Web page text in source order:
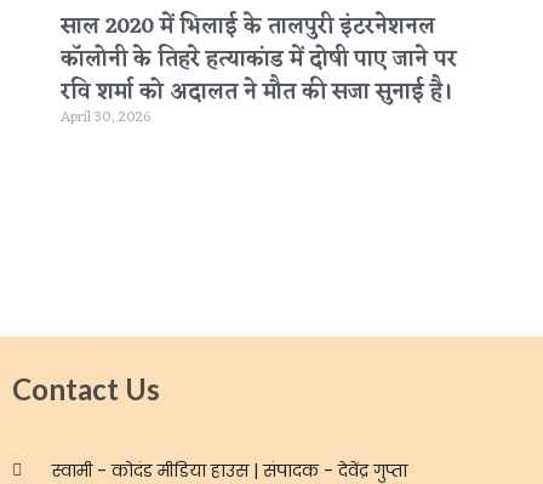
साल 2020 में भिलाई के तालपुरी इंटरनेशनल
कॉलोनी के तिहरे हत्याकांड में दोषी पाए जाने पर
रवि शर्मा को अदालत ने मौत की सजा सुनाई है।
April 30, 2026
Contact Us
स्वामी - कोदंड मीडिया हाउस | संपादक - देवेंद्र गुप्ता